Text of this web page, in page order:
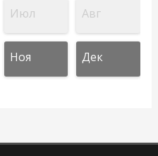
Июл Авг
Ноя Дек